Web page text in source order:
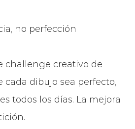
no perfección
challenge creativo de
cada dibujo sea perfecto,
todos los días. La mejora